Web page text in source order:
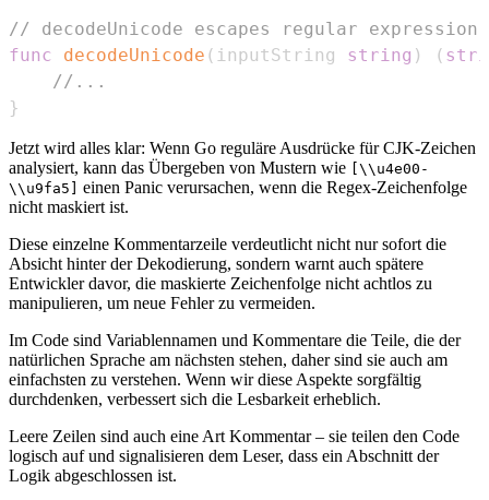
// decodeUnicode escapes regular
func
decodeUnicode ( inputString string ) (
//...
}
Jetzt wird alles klar: Wenn Go reguläre Ausdrücke für CJK-Zeichen
analysiert, kann das Übergeben von Mustern wie
[\\u4e00-
\\u9fa5]
einen Panic verursachen, wenn die Regex-Zeichenfolge
nicht maskiert ist.
Diese einzelne Kommentarzeile verdeutlicht nicht nur sofort die
Absicht hinter der Dekodierung, sondern warnt auch spätere
Entwickler davor, die maskierte Zeichenfolge nicht achtlos zu
manipulieren, um neue Fehler zu vermeiden.
Im Code sind Variablennamen und Kommentare die Teile, die der
natürlichen Sprache am nächsten stehen, daher sind sie auch am
einfachsten zu verstehen. Wenn wir diese Aspekte sorgfältig
durchdenken, verbessert sich die Lesbarkeit erheblich.
Leere Zeilen sind auch eine Art Kommentar – sie teilen den Code
logisch auf und signalisieren dem Leser, dass ein Abschnitt der
Logik abgeschlossen ist.